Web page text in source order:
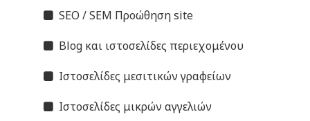
SEO / SEM Προώθηση site
Blog και ιστοσελίδες περιεχομένου
Ιστοσελίδες μεσιτικών γραφείων
Ιστοσελίδες μικρών αγγελιών